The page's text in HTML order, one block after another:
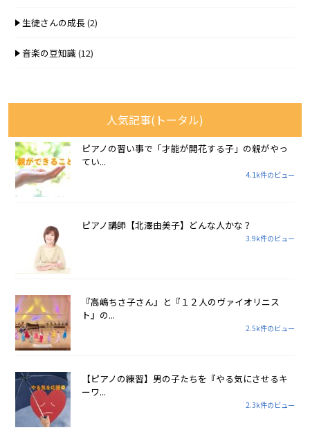
生徒さんの成長(2)
音楽の豆知識(12)
人気記事(トータル)
ピアノの習い事で「才能が開花する子」の親がやっ
てい...
4.1k件のビュー
ピアノ講師【北澤由美子】どんな人かな？
3.9k件のビュー
『高嶋ちさ子さん』と『１２人のヴァイオリニス
ト』の...
2.5k件のビュー
【ピアノの練習】男の子たちを『やる気にさせるキ
ーワ...
2.3k件のビュー